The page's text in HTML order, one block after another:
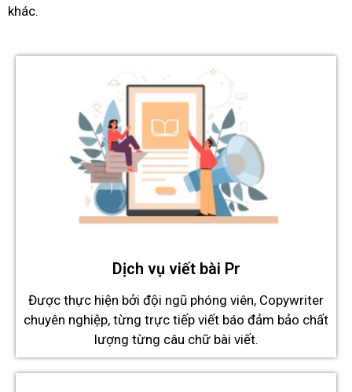
khác.
Dịch vụ viết bài Pr
Được thực hiện bởi đội ngũ phóng viên, Copywriter
chuyên nghiệp, từng trực tiếp viết báo đảm bảo chất
lượng từng câu chữ bài viết.